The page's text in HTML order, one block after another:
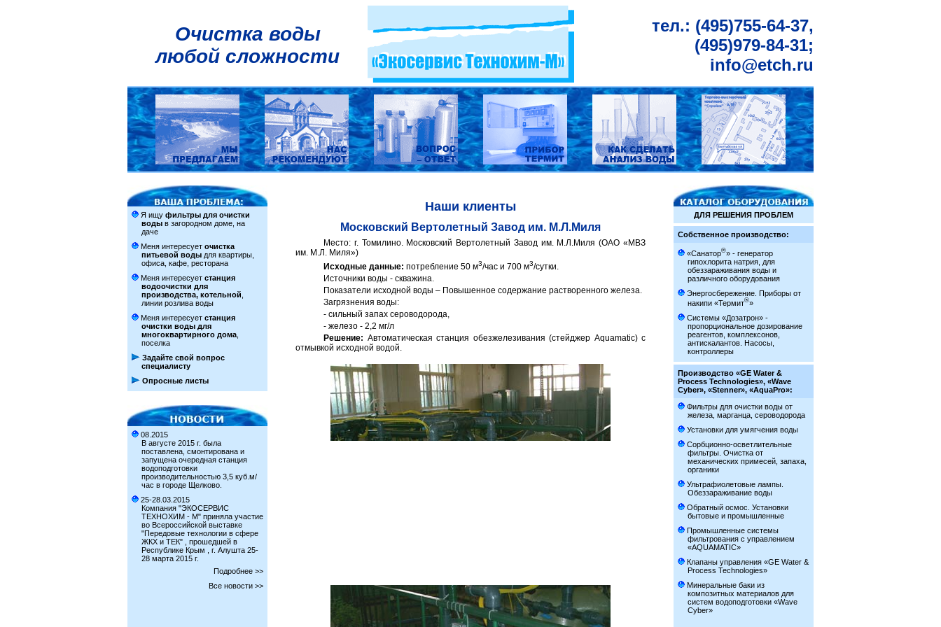
Очистка воды
любой сложности
тел.: (495)755-64-37,
(495)979-84-31;
info@etch.ru
Я ищу фильтры для очистки
воды в загородном доме, на
даче
Меня интересует очистка
питьевой воды для квартиры,
офиса, кафе, ресторана
Меня интересует станция
водоочистки для
производства, котельной
линии розлива воды
Меня интересует станция
очистки воды для
многоквартирного дома
поселка
Задайте свой вопрос
специалисту
Опросные листы
08.2015
В августе 2015 г. была
поставлена, смонтирована и
запущена очередная станция
водоподготовки
производительностью 3,5 куб.м/
час в городе Щелково.
25-28.03.2015
Компания "ЭКОСЕРВИС
ТЕХНОХИМ - М" приняла участие
во Всероссийской выставке
"Передовые технологии в сфере
ЖКХ и ТЕК" , прошедшей в
Республике Крым , г. Алушта 25-
28 марта 2015 г.
Подробнее >>
Все новости >>
Наши клиенты
Московский Вертолетный Завод им. М.Л.Миля
Место: г. Томилино. Московский Вертолетный Завод им. М.Л.Миля (ОАО «МВЗ
им. М.Л. Миля»)
Исходные данные: потребление 50 м3/час и 700 м3/сутки.
Источники воды - скважина.
Показатели исходной воды – Повышенное содержание растворенного железа.
Загрязнения воды:
- сильный запах сероводорода,
- железо - 2,2 мг/л
Решение: Автоматическая станция обезжелезивания (стейджер Aquamatic) с
отмывкой исходной водой.
ДЛЯ РЕШЕНИЯ ПРОБЛЕМ
Собственное производство:
«Санатор®» - генератор
гипохлорита натрия, для
обеззараживания воды и
различного оборудования
Энергосбережение. Приборы от
накипи «Термит®»
Системы «Дозатрон» -
пропорциональное дозирование
реагентов, комплексонов,
антискалантов. Насосы,
контроллеры
Производство «GE Water &
Process Technologies», «Wave
Cyber», «Stenner», «AquaPro»:
Фильтры для очистки воды от
железа, марганца, сероводорода
Установки для умягчения воды
Сорбционно-осветлительные
фильтры. Очистка от
механических примесей, запаха,
органики
Ультрафиолетовые лампы.
Обеззараживание воды
Обратный осмос. Установки
бытовые и промышленные
Промышленные системы
фильтрования с управлением
«AQUAMATIC»
Клапаны управления «GE Water &
Process Technologies»
Минеральные баки из
композитных материалов для
систем водоподготовки «Wave
Cyber»